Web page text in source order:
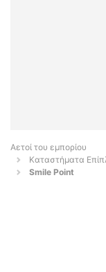
Αετοί του εμπορίου
Καταστήματα
Smile Point